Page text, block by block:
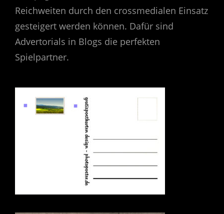
Reichweiten durch den crossmedialen Einsatz
gesteigert werden können. Dafür sind
Advertorials in Blogs die perfekten
Spielpartner.